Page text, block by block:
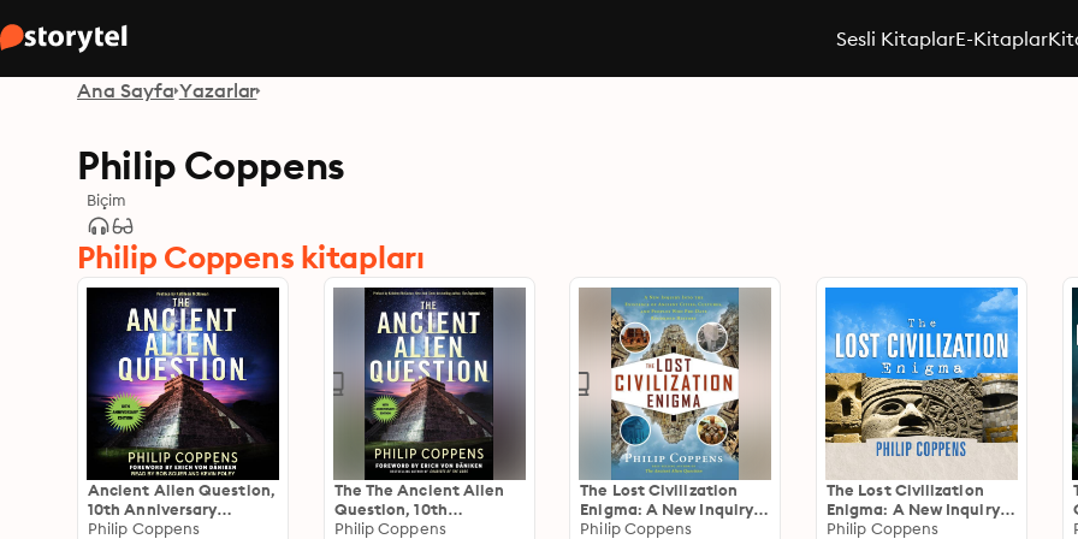
Sesli KitaplarE-Kitaplar
Ana Sayfa Yazarlar
Philip Coppens
Biçim
Philip Coppens kitapları
Ancient Alien Question,
10th Anniversary
Edition: An Inquiry Into
Philip Coppens
The The Ancient Alien
Question, 10th
Anniversary Edition: An
Philip Coppens
The Lost Civilization
Enigma: A New Inquiry
Into the Existence of
Philip Coppens
The Lost Civilization
Enigma: A New Inquiry
into the Existence of
Philip Coppens